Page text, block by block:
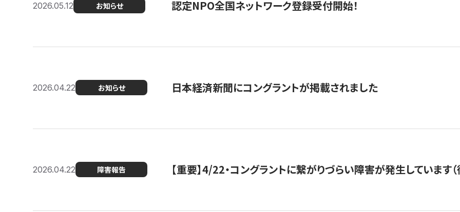
2026.05.12 お知らせ 認定NPO全国ネットワーク登録受付開始！
2026.04.22 お知らせ 日本経済新聞にコングラントが掲載されました
2026.04.22 障害報告 【重要】4/22・コングラントに繋がりづらい障害が発生しています（